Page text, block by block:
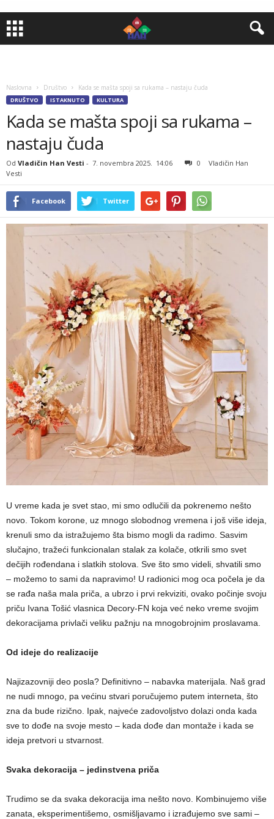
Naslovna Društvo Kada se mašta spoji sa rukama – nastaju čuda
DRUŠTVO ISTAKNUTO KULTURA
Kada se mašta spoji sa rukama –
nastaju čuda
Od Vladičin Han Vesti - 7. novembra 2025. 14:06 0
Vladičin Han
Vesti
Facebook Twitter
U vreme kada je svet stao, mi smo odlučili da pokrenemo nešto
novo. Tokom korone, uz mnogo slobodnog vremena i još više ideja,
krenuli smo da istražujemo šta bismo mogli da radimo. Sasvim
slučajno, tražeći funkcionalan stalak za kolače, otkrili smo svet
dečijih rođendana i slatkih stolova. Sve što smo videli, shvatili smo
– možemo to sami da napravimo! U radionici mog oca počela je da
se rađa naša mala priča, a ubrzo i prvi rekviziti, ovako počinje svoju
priču Ivana Tošić vlasnica Decory-FN koja već neko vreme svojim
dekoracijama privlači veliku pažnju na mnogobrojnim proslavama.
Od ideje do realizacije
Najizazovniji deo posla? Definitivno – nabavka materijala. Naš grad
ne nudi mnogo, pa većinu stvari poručujemo putem interneta, što
zna da bude rizično. Ipak, najveće zadovoljstvo dolazi onda kada
sve to dođe na svoje mesto – kada dođe dan montaže i kada se
ideja pretvori u stvarnost.
Svaka dekoracija – jedinstvena priča
Trudimo se da svaka dekoracija ima nešto novo. Kombinujemo više
zanata, eksperimentišemo, osmišljavamo i izrađujemo sve sami –